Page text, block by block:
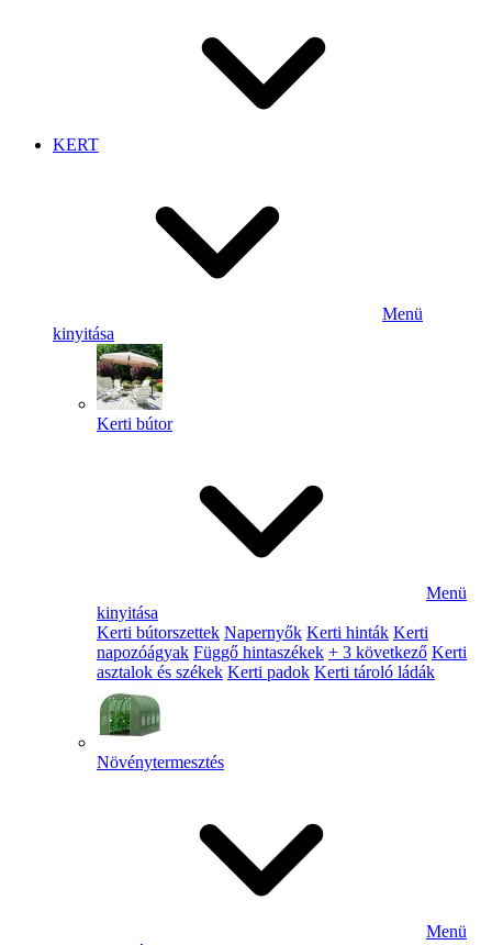
KERT
Menü
kinyitása
Kerti bútor
Menü
kinyitása
Kerti bútorszettek Napernyők Kerti hinták Kerti
napozóágyak Függő hintaszékek + 3 következő Kerti
asztalok és székek Kerti padok Kerti tároló ládák
Növénytermesztés
Menü